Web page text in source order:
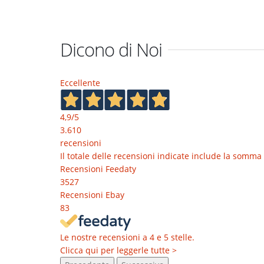
Dicono di Noi
Eccellente
4,9/5
3.610
recensioni
Il totale delle recensioni indicate include la somma
Recensioni Feedaty
3527
Recensioni Ebay
83
Le nostre recensioni a 4 e 5 stelle.
Clicca qui per leggerle tutte >